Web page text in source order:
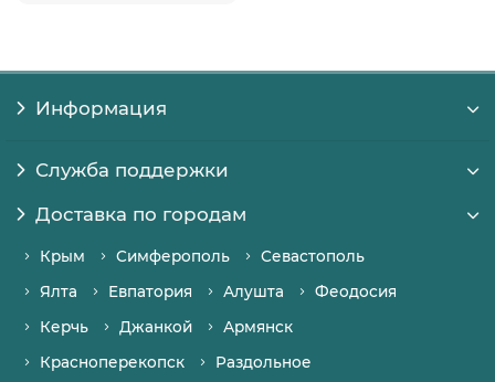
Информация
Служба поддержки
Доставка по городам
Крым Симферополь
Севастополь
Ялта
Евпатория Алушта
Феодосия
Керчь
Джанкой
Армянск
Красноперекопск
Раздольное